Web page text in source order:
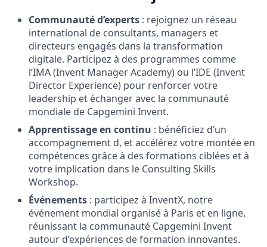
Communauté d’experts : rejoignez un réseau
international de consultants, managers et
directeurs engagés dans la transformation
digitale. Participez à des programmes comme
l’IMA (Invent Manager Academy) ou l’IDE (Invent
Director Experience) pour renforcer votre
leadership et échanger avec la communauté
mondiale de Capgemini Invent.
Apprentissage en continu : bénéficiez d’un
accompagnement d, et accélérez votre montée en
compétences grâce à des formations ciblées et à
votre implication dans le Consulting Skills
Workshop.
Événements : participez à InventX, notre
événement mondial organisé à Paris et en ligne,
réunissant la communauté Capgemini Invent
autour d’expériences de formation innovantes.